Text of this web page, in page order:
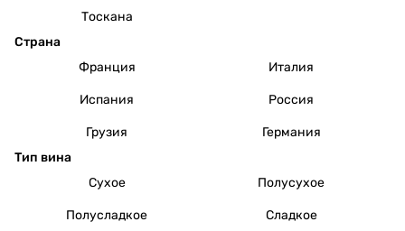
Тоскана
Страна
Франция
Италия
Испания Россия
Грузия
Германия
Тип вина
Сухое
Полусухое
Полусладкое
Сладкое